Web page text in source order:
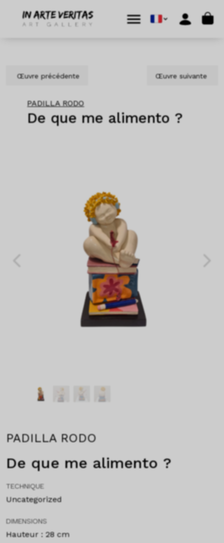
Cart
Œuvre précédente Œuvre suivante
PADILLA RODO
De que me alimento ?
PADILLA RODO
De que me alimento ?
TECHNIQUE
Uncategorized
DIMENSIONS
Hauteur : 28 cm